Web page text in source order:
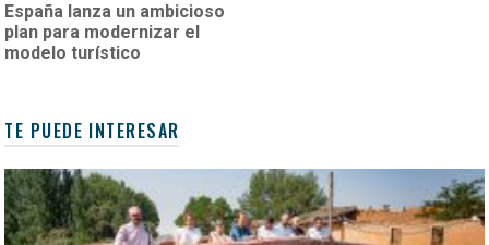
España lanza un ambicioso
plan para modernizar el
modelo turístico
TE PUEDE INTERESAR